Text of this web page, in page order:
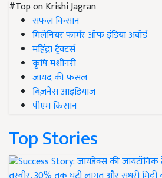
#Top on Krishi Jagran
सफल किसान
मिलेनियर फार्मर ऑफ इंडिया अवॉर्ड
महिंद्रा ट्रैक्टर्स
कृषि मशीनरी
जायद की फसल
बिज़नेस आइडियाज
पीएम किसान
Top Stories